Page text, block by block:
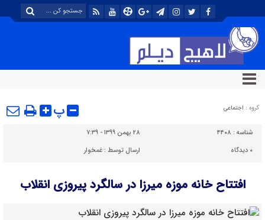
گروه : اجتماعی پ
شناسه : ۴۴۰۸
۲۸ بهمن ۱۳۹۹ - ۷:۳۹
۰ دیدگاه ارسال توسط :غمخوار
افتتاح خانه موزه میرزا در سالگرد پیروزی انقلاب